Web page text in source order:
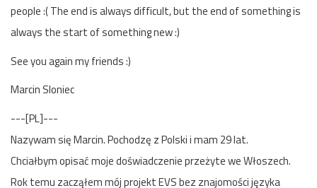
people :( The end is always difficult, but the end of something is
always the start of something new :)
See you again my friends :)
Marcin Sloniec
---[PL]---
Nazywam się Marcin. Pochodzę z Polski i mam 29 lat.
Chciałbym opisać moje doświadczenie przeżyte we Włoszech.
Rok temu zacząłem mój projekt EVS bez znajomości języka